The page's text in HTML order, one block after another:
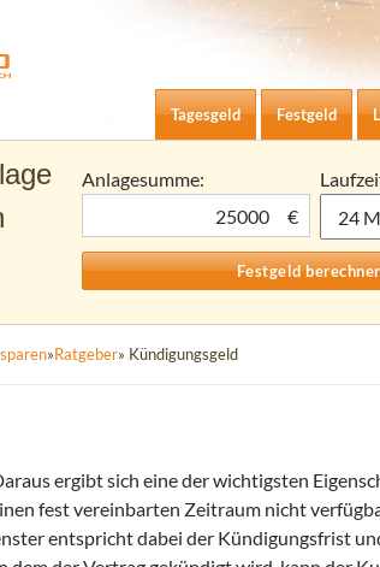
Tagesgeld-Zinsen berechnen
Zum Inhalt springen
Tagesgeld
Festgeld
Anlagesumme:
€
»Ratgeber» Kündigungsgeld
ergibt sich eine der wichtigsten
fest vereinbarten Zeitraum nicht
entspricht dabei der Kündigungsfrist